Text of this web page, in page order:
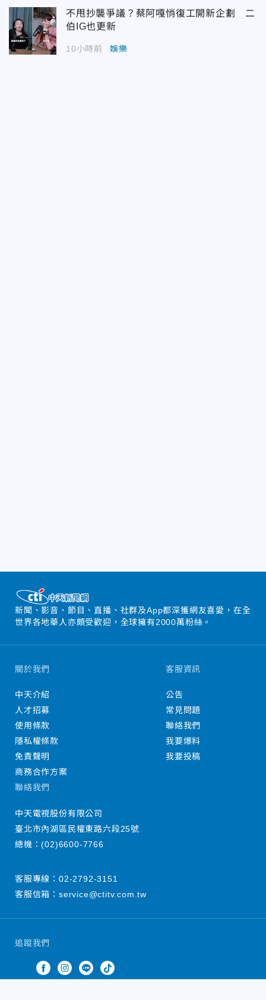
不甩抄襲爭議？蔡阿嘎悄復工開新企劃 二
伯IG也更新
10小時前 娛樂
新聞、影音、節目、直播、社群及App都深獲網友喜愛，在全
世界各地華人亦頗受歡迎，全球擁有2000萬粉絲。
追蹤我們
關於我們
中天介紹
人才招募
使用條款
隱私權條款
免責聲明
商務合作方案
客服資訊
公告
常見問題
聯絡我們
我要爆料
我要投稿
聯絡我們
中天電視股份有限公司
臺北市內湖區民權東路六段25號
總機：(02)6600-7766
客服專線： 02-2792-3151
客服信箱： service@ctitv.com.tw